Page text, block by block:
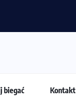
biegać Kontakt